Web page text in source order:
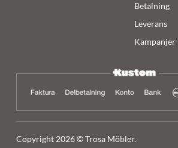
Betalning
Leverans
Kampanjer
Copyright 2026 © Trosa Möbler.